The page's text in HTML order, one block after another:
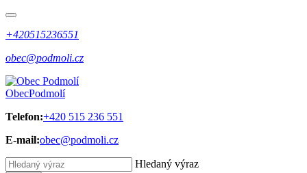
+420515236551
obec@podmoli.cz
ObecPodmolí
Telefon:+420 515 236 551
E-mail:obec@podmoli.cz
Hledaný výraz